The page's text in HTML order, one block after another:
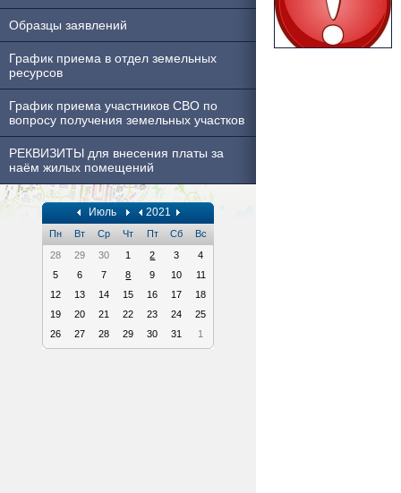
Образцы заявлений
График приема в отдел земельных
ресурсов
График приема участников СВО по
вопросу получения земельных участков
РЕКВИЗИТЫ для внесения платы за
наём жилых помещений
Июль 2021
Пн Вт Ср Чт Пт Сб
Вс
28
29 30 1 2 3
4
5
6 7 8 9 10
11
12
13 14 15 16 17
18
19
20 21 22 23 24
25
26
27 28 29 30 31 1